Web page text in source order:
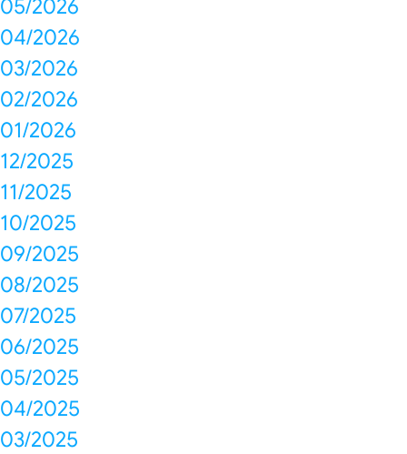
05/2026
04/2026
03/2026
02/2026
01/2026
12/2025
11/2025
10/2025
09/2025
08/2025
07/2025
06/2025
05/2025
04/2025
03/2025